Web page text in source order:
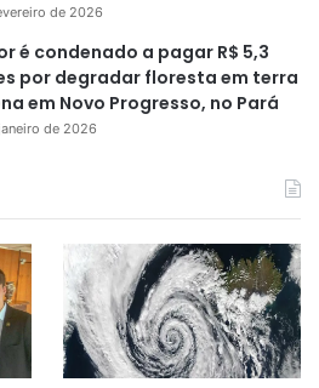
de 2026
é condenado a pagar R$ 5,3
por degradar floresta em terra
em Novo Progresso, no Pará
de 2026